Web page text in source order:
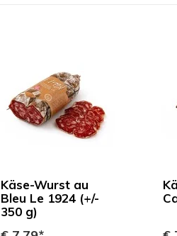
Käse-Wurst au
Bleu Le 1924 (+/-
350 g)